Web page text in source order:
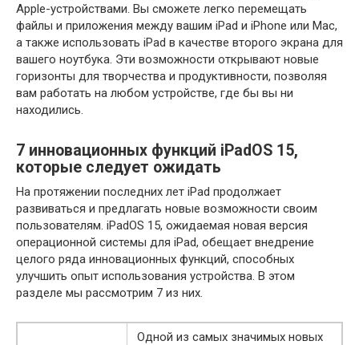
Apple-устройствами. Вы сможете легко перемещать
файлы и приложения между вашим iPad и iPhone или Mac,
а также использовать iPad в качестве второго экрана для
вашего ноутбука. Эти возможности открывают новые
горизонты для творчества и продуктивности, позволяя
вам работать на любом устройстве, где бы вы ни
находились.
7 инновационных функций iPadOS 15,
которые следует ожидать
На протяжении последних лет iPad продолжает
развиваться и предлагать новые возможности своим
пользователям. iPadOS 15, ожидаемая новая версия
операционной системы для iPad, обещает внедрение
целого ряда инновационных функций, способных
улучшить опыт использования устройства. В этом
разделе мы рассмотрим 7 из них.
Одной из самых значимых новых